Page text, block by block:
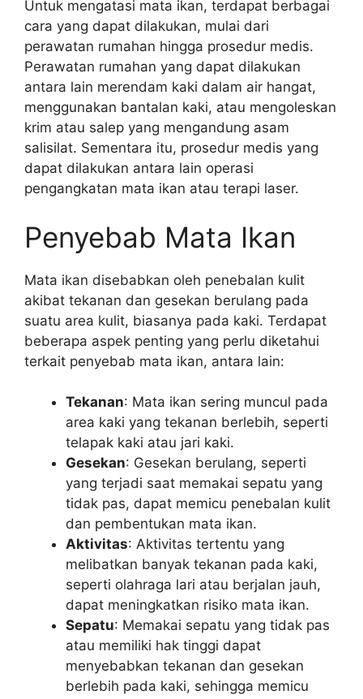
Untuk mengatasi mata ikan, terdapat berbagai
cara yang dapat dilakukan, mulai dari
perawatan rumahan hingga prosedur medis.
Perawatan rumahan yang dapat dilakukan
antara lain merendam kaki dalam air hangat,
menggunakan bantalan kaki, atau mengoleskan
krim atau salep yang mengandung asam
salisilat. Sementara itu, prosedur medis yang
dapat dilakukan antara lain operasi
pengangkatan mata ikan atau terapi laser.
Penyebab Mata Ikan
Mata ikan disebabkan oleh penebalan kulit
akibat tekanan dan gesekan berulang pada
suatu area kulit, biasanya pada kaki. Terdapat
beberapa aspek penting yang perlu diketahui
terkait penyebab mata ikan, antara lain:
Tekanan: Mata ikan sering muncul pada
area kaki yang tekanan berlebih, seperti
telapak kaki atau jari kaki.
Gesekan: Gesekan berulang, seperti
yang terjadi saat memakai sepatu yang
tidak pas, dapat memicu penebalan kulit
dan pembentukan mata ikan.
Aktivitas: Aktivitas tertentu yang
melibatkan banyak tekanan pada kaki,
seperti olahraga lari atau berjalan jauh,
dapat meningkatkan risiko mata ikan.
Sepatu: Memakai sepatu yang tidak pas
atau memiliki hak tinggi dapat
menyebabkan tekanan dan gesekan
berlebih pada kaki, sehingga memicu